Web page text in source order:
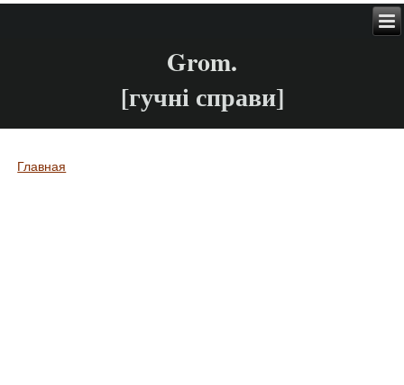
Grom.
[гучні справи]
Вы здесь
Главная